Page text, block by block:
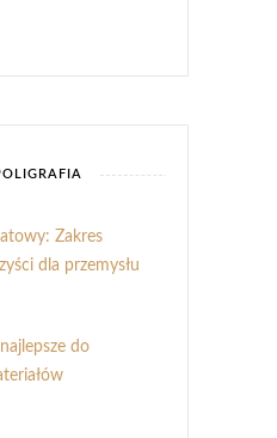
Zakres
dla przemysłu
do